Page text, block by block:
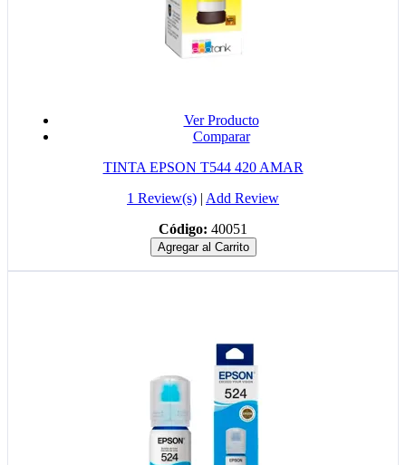
Ver Producto
Comparar
TINTA EPSON T544 420 AMAR
1 Review(s) | Add Review
Código: 40051
Agregar al Carrito